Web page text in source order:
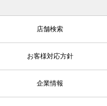
店舗検索
お客様対応方針
企業情報